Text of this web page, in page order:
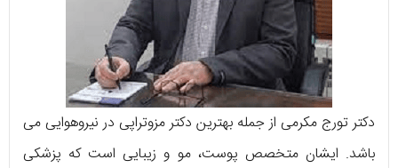
دکتر تورج مکرمی از جمله بهترین دکتر مزوتراپی در نیروهوایی می
باشد. ایشان متخصص پوست، مو و زیبایی است که پزشکی